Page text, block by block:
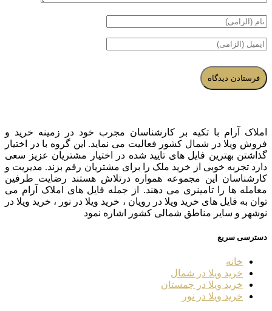
املاک آرام با تکیه بر کارشناسان مجرب خود در زمینه خرید و
فروش ویلا در شمال کشور فعالیت می نماید. این گروه با در اختیار
گذاشتن بهترین فایل های تایید شده در اختیار مشتریان عزیز سعی
دارد تجربه خوبی از خرید ملک را برای مشتریان رقم بزند. مدیریت و
کارشناسان این مجموعه همواره درتلاش هستند رضایت طرفین
معامله ها را تامینری می دهند. از جمله فایل های املاک آرام می
توان به فایل های خرید ویلا در رویان ، خرید ویلا در نور ، خرید ویلا در
نوشهر و سایر مناطق شمالی کشور اشاره نمود
دسترسی سریع
خانه
خرید ویلا در شمال
خرید ویلا در چمستان
خرید ویلا در نور